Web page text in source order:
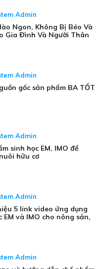
Admin
Ngon, Không Bị Béo Và
Gia Đình Và Người Thân
Admin
gốc sản phẩm BA TỐT
Admin
sinh học EM, IMO để
hữu cơ
Admin
5 link video ứng dụng
EM và IMO cho nông sản,
Admin